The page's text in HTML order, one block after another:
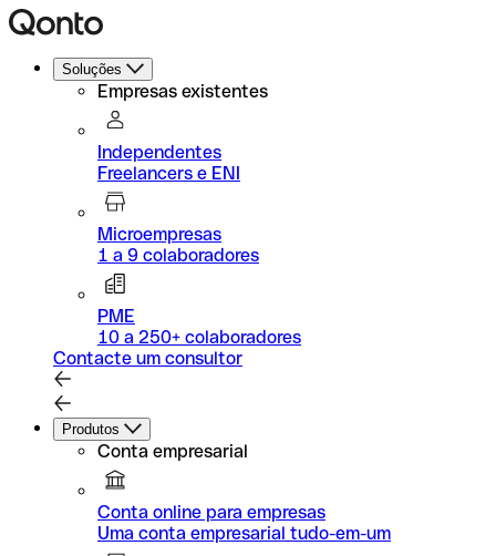
Soluções
Empresas existentes
Independentes
Freelancers e ENI
Microempresas
1 a 9 colaboradores
PME
10 a 250+ colaboradores
Contacte um consultor
Produtos
Conta empresarial
Conta online para empresas
Uma conta empresarial tudo-em-um